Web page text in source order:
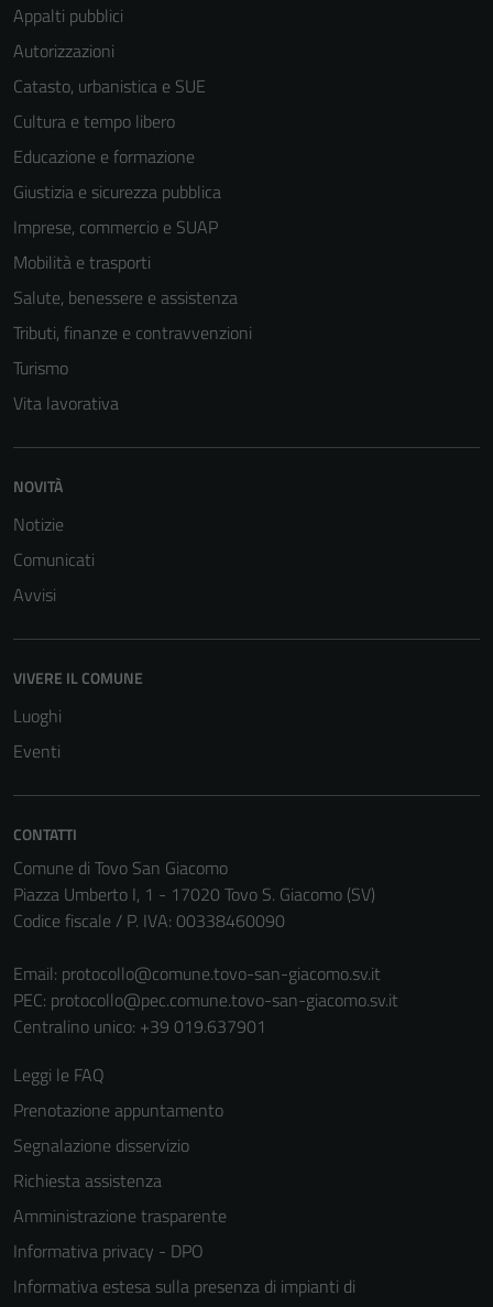
Appalti pubblici
Autorizzazioni
Catasto, urbanistica e SUE
Cultura e tempo libero
Educazione e formazione
Giustizia e sicurezza pubblica
Imprese, commercio e SUAP
Mobilità e trasporti
Salute, benessere e assistenza
Tributi, finanze e contravvenzioni
Turismo
Vita lavorativa
NOVITÀ
Notizie
Comunicati
Avvisi
VIVERE IL COMUNE
Luoghi
Eventi
CONTATTI
Comune di Tovo San Giacomo
Piazza Umberto I, 1 - 17020 Tovo S. Giacomo (SV)
Codice fiscale / P. IVA: 00338460090
Email: protocollo@comune.tovo-san-giacomo.sv.it
PEC: protocollo@pec.comune.tovo-san-giacomo.sv.it
Centralino unico: +39 019.637901
Leggi le FAQ
Prenotazione appuntamento
Segnalazione disservizio
Richiesta assistenza
Amministrazione trasparente
Informativa privacy - DPO
Informativa estesa sulla presenza di impianti di
per il
personali.